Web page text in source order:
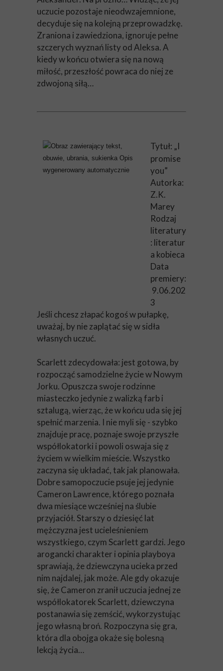
uczucie pozostaje nieodwzajemnione,
decyduje się na kolejną przeprowadzkę.
Zraniona i zawiedziona, ignoruje pełne
szczerych wyznań listy od Aleksa. A
kiedy w końcu otwiera się na nową
miłość, przeszłość powraca do niej ze
zdwojoną siłą…
Tytuł: „I
promise
you”
Autorka:
Z.K.
Marey
Rodzaj
literatury
: literatur
a kobieca
Data
premiery:
9.06.202
3
Jeśli chcesz złapać kogoś w pułapkę,
uważaj, by nie zaplątać się w sidła
własnych uczuć.
Scarlett zdecydowała: jest gotowa, by
rozpocząć samodzielne życie w Nowym
Jorku. Opuszcza swoje rodzinne
miasteczko jedynie z walizką farb i
sztalugą, wierząc, że w końcu uda się jej
spełnić marzenia. I nie myli się - szybko
znajduje pracę, poznaje swoje przyszłe
współlokatorki i powoli oswaja się z
życiem w wielkim mieście. Wszystko
zaczyna się układać, tak jak planowała.
Dobre samopoczucie psuje jej jedynie
Cameron Lawrence, którego poznała
dwa miesiące wcześniej na ślubie
przyjaciół. Starszy o dziesięć lat
mężczyzna jest ucieleśnieniem
wszystkiego, czym Scarlett gardzi. Jego
arogancki charakter i opinia playboya
sprawiają, że dziewczyna ucieka przed
nim najdalej, jak może. Ale gdy okazuje
się, że Cameron zranił uczucia jednej ze
współlokatorek Scarlett, dziewczyna
postanawia się zemścić, wykorzystując
jego własną broń. Rozpoczyna się gra,
która dla obojga okaże się bolesną
lekcją życia…